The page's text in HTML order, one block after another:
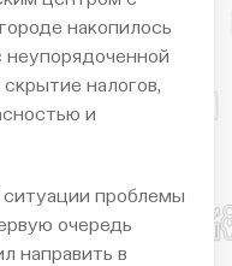
накопилось
неупорядоченной
налогов,
и
ситуации проблемы
очередь
направить в